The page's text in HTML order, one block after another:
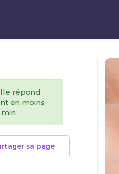
répond
en moins
sa page